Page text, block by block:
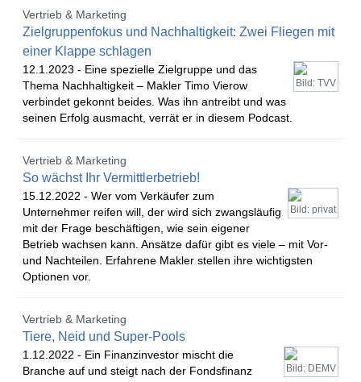
Vertrieb & Marketing
Zielgruppenfokus und Nachhaltigkeit: Zwei Fliegen mit
einer Klappe schlagen
Bild: TVV
12.1.2023 - Eine spezielle Zielgruppe und das
Thema Nachhaltigkeit – Makler Timo Vierow
verbindet gekonnt beides. Was ihn antreibt und was
seinen Erfolg ausmacht, verrät er in diesem Podcast.
Vertrieb & Marketing
So wächst Ihr Vermittlerbetrieb!
Bild: privat
15.12.2022 - Wer vom Verkäufer zum
Unternehmer reifen will, der wird sich zwangsläufig
mit der Frage beschäftigen, wie sein eigener
Betrieb wachsen kann. Ansätze dafür gibt es viele – mit Vor-
und Nachteilen. Erfahrene Makler stellen ihre wichtigsten
Optionen vor.
Vertrieb & Marketing
Tiere, Neid und Super-Pools
Bild: DEMV
1.12.2022 - Ein Finanzinvestor mischt die
Branche auf und steigt nach der Fondsfinanz